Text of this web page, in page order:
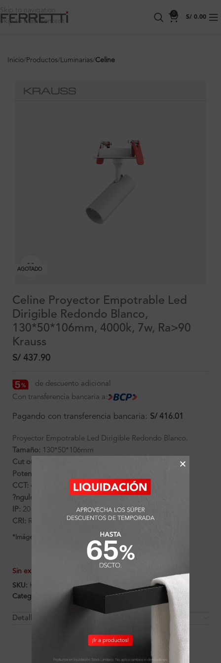
Skip to navigation
Skip to main content
0
S/ 0.00
Inicio Productos Luminarias Celine
AGOTADO
Celine Proyector Empotrable Led
Dirigible Redondo Blanco,
130*50*106mm, 4000k, 7w, Ra>90
Krauss
S/ 437.90
de descuento adicional
Con transferencia bancaria a:
Pagando con transferencia bancaria: S/ 416.01
Proyector Empotrable Led Dirigible Redondo Blanco.
Tamaño: 130*50*106mm
Cut out ?:
Potencia:
CCT: 4000
?ngulo:
IP: 20
CRI: Ra>90
*Imágenes referenciales
Sin existencias
SKU: K300614
Categorías:
Celine Luminarias
Detalles y Material